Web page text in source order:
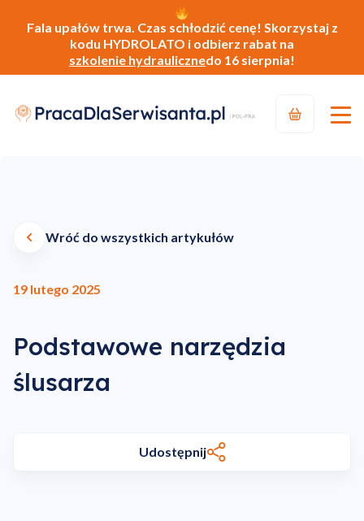
Fala upałów trwa. Czas schłodzić cenę! Skorzystaj z
kodu HYDROLATO i odbierz rabat na
szkolenie hydraulicznedo 16 sierpnia!
Wróć do wszystkich artykułów
19 lutego 2025
Podstawowe narzędzia
ślusarza
Udostępnij